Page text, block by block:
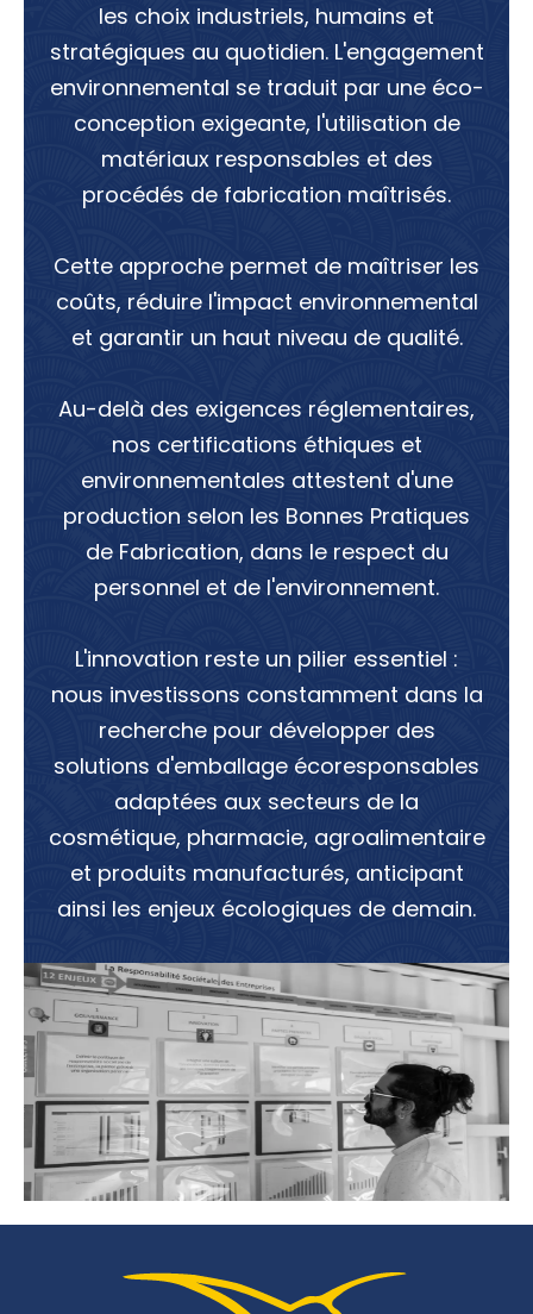
les choix industriels, humains et
stratégiques au quotidien. L'engagement
environnemental se traduit par une éco-
conception exigeante, l'utilisation de
matériaux responsables et des
procédés de fabrication maîtrisés.
Cette approche permet de maîtriser les
coûts, réduire l'impact environnemental
et garantir un haut niveau de qualité.
Au-delà des exigences réglementaires,
nos certifications éthiques et
environnementales attestent d'une
production selon les Bonnes Pratiques
de Fabrication, dans le respect du
personnel et de l'environnement.
L'innovation reste un pilier essentiel :
nous investissons constamment dans la
recherche pour développer des
solutions d'emballage écoresponsables
adaptées aux secteurs de la
cosmétique, pharmacie, agroalimentaire
et produits manufacturés, anticipant
ainsi les enjeux écologiques de demain.